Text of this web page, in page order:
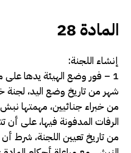
المادة 28
إنشاء اللجنة:
1 – فور وضع الهيئة يدها
شهر من تاريخ وضع اليد،
من خبراء جنائيين، مهمتها
الرفات المدفونة فيها، على
من تاريخ تعيين اللجنة، شرط أن